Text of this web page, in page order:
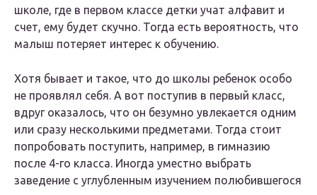
школе, где в первом классе детки учат алфавит и
счет, ему будет скучно. Тогда есть вероятность, что
малыш потеряет интерес к обучению.
Хотя бывает и такое, что до школы ребенок особо
не проявлял себя. А вот поступив в первый класс,
вдруг оказалось, что он безумно увлекается одним
или сразу несколькими предметами. Тогда стоит
попробовать поступить, например, в гимназию
после 4-го класса. Иногда уместно выбрать
заведение с углубленным изучением полюбившегося